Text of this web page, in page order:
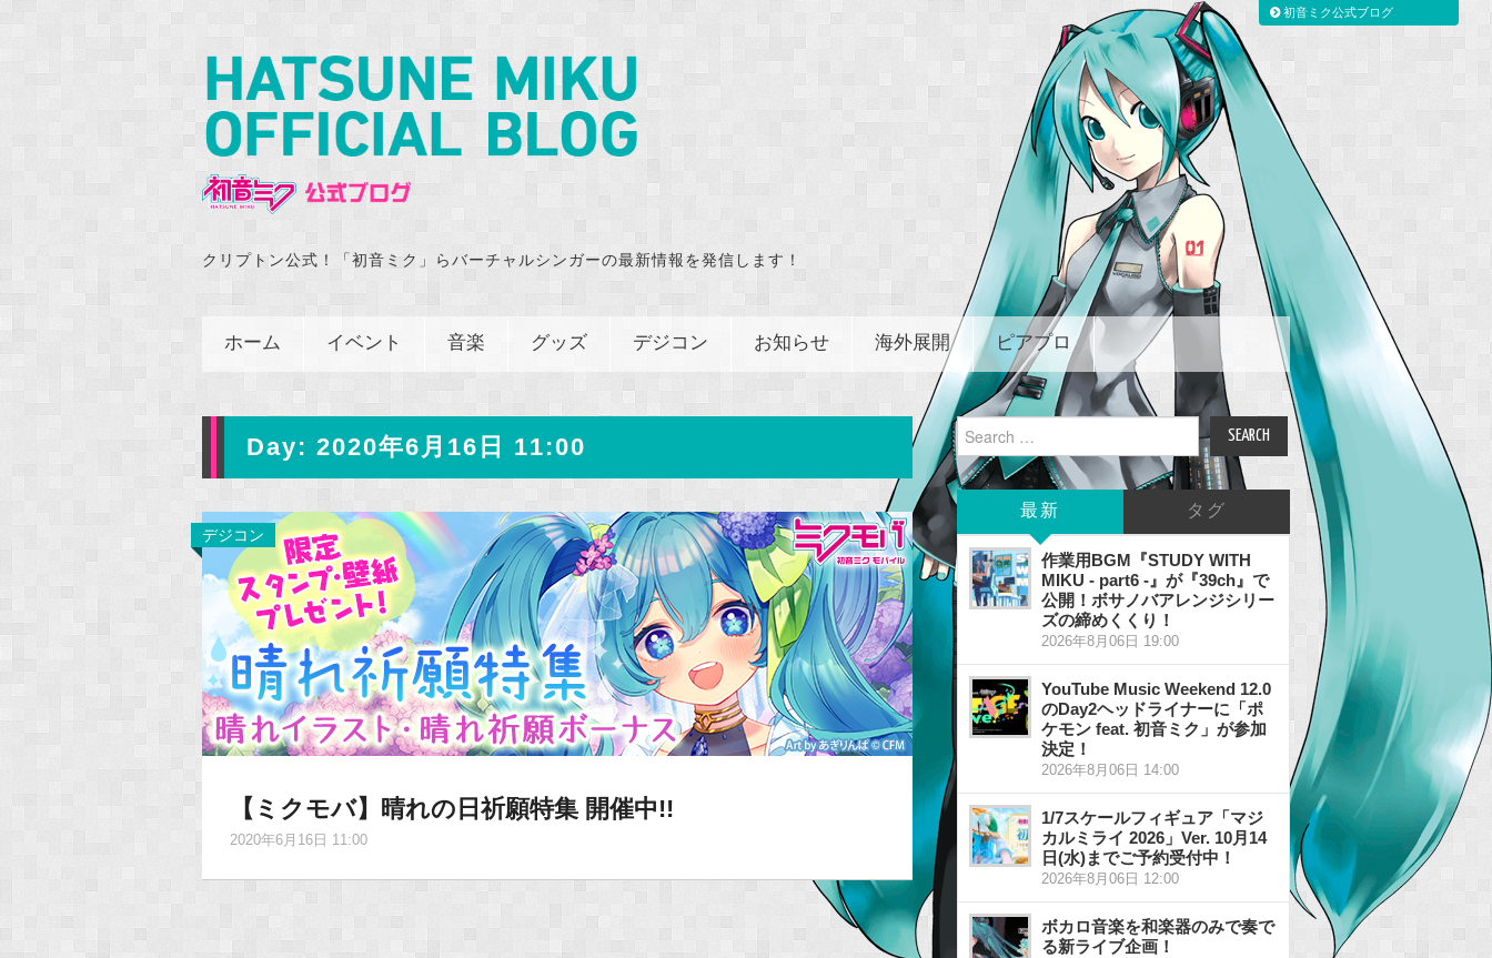
クリプトン公式！「初音ミク」らバーチャルシンガーの最新情報を発信します！
ホーム イベント 音楽 グッズ デジコン お知らせ 海外展開 ピアプロ
Day: 2020年6月16日 11:00
デジコン
【ミクモバ】晴れの日祈願特集 開催中!!
2020年6月16日 11:00
Search
for:
最新 タグ
作業用BGM『STUDY WITH
MIKU - part6 -』が『39ch』で
公開！ボサノバアレンジシリー
ズの締めくくり！
2026年8月06日 19:00
YouTube Music Weekend 12.0
のDay2ヘッドライナーに「ポ
ケモン feat. 初音ミク」が参加
決定！
2026年8月06日 14:00
1/7スケールフィギュア「マジ
カルミライ 2026」Ver. 10月14
日(水)までご予約受付中！
2026年8月06日 12:00
ボカロ音楽を和楽器のみで奏で
る新ライブ企画！
初音ミク公式ブログ